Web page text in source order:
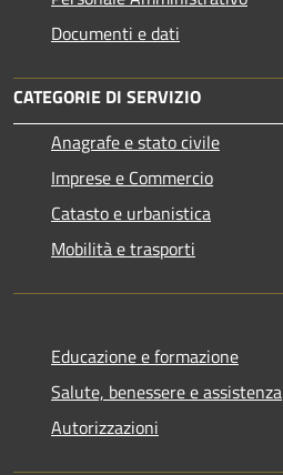
Documenti e dati
CATEGORIE DI SERVIZIO
Anagrafe e stato civile
Imprese e Commercio
Catasto e urbanistica
Mobilità e trasporti
Educazione e formazione
Salute, benessere e assistenza
Autorizzazioni